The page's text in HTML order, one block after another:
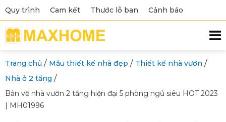
Quy trình Cam kết Thước lỗ ban Cảnh báo
Trang chủ / Mẫu thiết kế nhà đẹp / Thiết kế nhà vườn /
Nhà ở 2 tầng /
Bản vẽ nhà vườn 2 tầng hiện đại 5 phòng ngủ siêu HOT 2023
| MH01996